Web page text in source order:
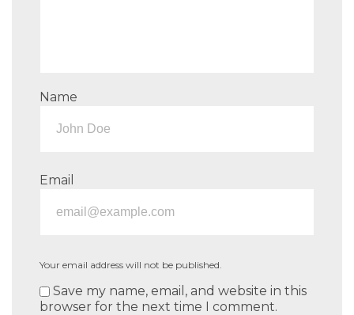
Name
Email
Your email address will not be published.
Save my name, email, and website in this
browser for the next time I comment.